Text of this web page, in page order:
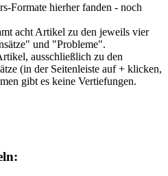
Formate hierher fanden - noch
acht Artikel zu den jeweils vier
und "Probleme".
ausschließlich zu den
(in der Seitenleiste auf + klicken,
gibt es keine Vertiefungen.